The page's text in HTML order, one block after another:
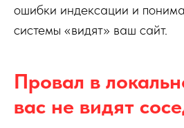
ошибки индексации и
системы «видят» ваш сайт.
Провал в
вас не видят